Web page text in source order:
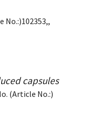
No.:)102353,,
capsules
(Article No.:)